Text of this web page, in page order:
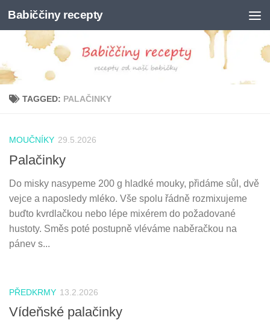
Skip to content
Babiččiny recepty
TAGGED: PALAČINKY
MOUČNÍKY 29.5.2026
Palačinky
Do misky nasypeme 200 g hladké mouky, přidáme sůl, dvě
vejce a naposledy mléko. Vše spolu řádně rozmixujeme
buďto kvrdlačkou nebo lépe mixérem do požadované
hustoty. Směs poté postupně vléváme naběračkou na
pánev s...
PŘEDKRMY 13.2.2026
Vídeňské palačinky